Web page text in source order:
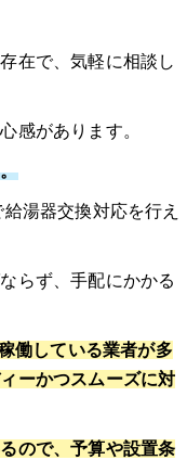
在で、気軽に相談し
感があります。
湯器交換対応を行え
らず、手配にかかる
働している業者が多
ーかつスムーズに対
ので、予算や設置条